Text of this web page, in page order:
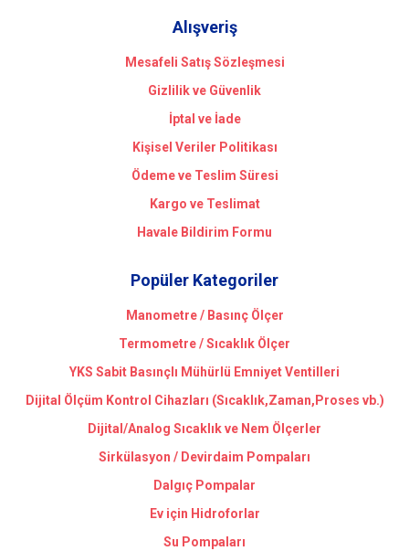
Alışveriş
Mesafeli Satış Sözleşmesi
Gizlilik ve Güvenlik
İptal ve İade
Kişisel Veriler Politikası
Ödeme ve Teslim Süresi
Kargo ve Teslimat
Havale Bildirim Formu
Popüler Kategoriler
Manometre / Basınç Ölçer
Termometre / Sıcaklık Ölçer
YKS Sabit Basınçlı Mühürlü Emniyet Ventilleri
Dijital Ölçüm Kontrol Cihazları (Sıcaklık,Zaman,Proses vb.)
Dijital/Analog Sıcaklık ve Nem Ölçerler
Sirkülasyon / Devirdaim Pompaları
Dalgıç Pompalar
Ev için Hidroforlar
Su Pompaları